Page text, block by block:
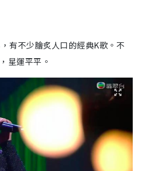
有不少膾炙人口的經典K歌。不
星運平平。